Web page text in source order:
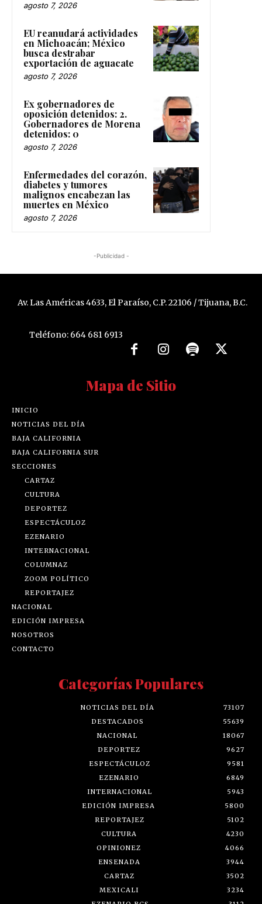
agosto 7, 2026
EU reanudará actividades
en Michoacán; México
busca destrabar
exportación de aguacate
agosto 7, 2026
Ex gobernadores de
oposición detenidos: 2.
Gobernadores de Morena
detenidos: 0
agosto 7, 2026
Enfermedades del corazón,
diabetes y tumores
malignos encabezan las
muertes en México
agosto 7, 2026
-Publicidad -
Av. Las Américas 4633, El Paraíso, C.P. 22106 / Tijuana, B.C.
Teléfono: 664 681 6913
Mapa de Sitio
INICIO
NOTICIAS DEL DÍA
BAJA CALIFORNIA
BAJA CALIFORNIA SUR
SECCIONES
CARTAZ
CULTURA
DEPORTEZ
ESPECTÁCULOZ
EZENARIO
INTERNACIONAL
COLUMNAZ
ZOOM POLÍTICO
REPORTAJEZ
NACIONAL
EDICIÓN IMPRESA
NOSOTROS
CONTACTO
Categorías Populares
NOTICIAS DEL DÍA
73107
DESTACADOS
55639
NACIONAL
18067
DEPORTEZ
9627
ESPECTÁCULOZ
9581
EZENARIO
6849
INTERNACIONAL
5943
EDICIÓN IMPRESA
5800
REPORTAJEZ
5102
CULTURA
4230
OPINIONEZ
4066
ENSENADA
3944
CARTAZ
3502
MEXICALI
3234